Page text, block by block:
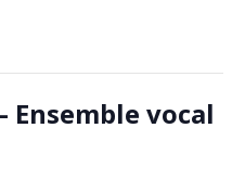
Ensemble vocal